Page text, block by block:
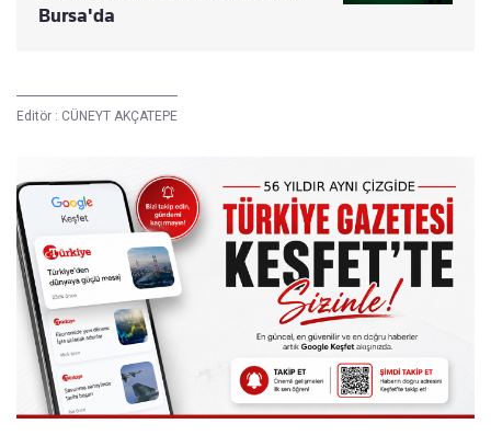
Bursa'da
Editör : CÜNEYT AKÇATEPE